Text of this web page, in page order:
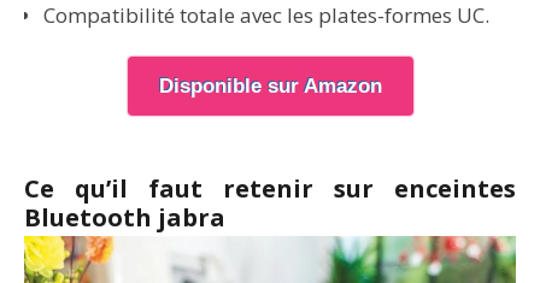
Compatibilité totale avec les plates-formes UC.
Disponible sur Amazon
Ce qu’il faut retenir sur enceintes
Bluetooth jabra